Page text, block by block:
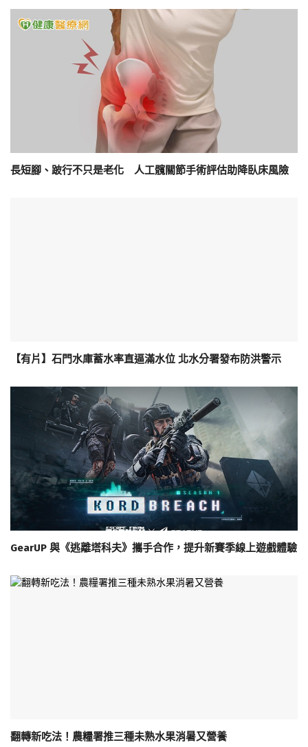
長短腳、跛行不只是老化 人工髖關節手術評估助降臥床風險
【有片】石門水庫蓄水率直逼滿水位 北水分署發布防洪警示
GearUP 與《逃離塔科夫》攜手合作，提升新賽季線上遊戲體驗
翻轉新吃法！農糧署推三種未熟水果消暑又營養